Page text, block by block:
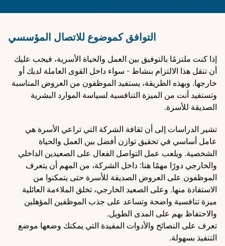
التوافق كموضوع للاتصال المؤسسي
إذا كنت ملتزمًا بالتوفيق بين العمل والحياة الأسرية، فيجب عليك
أن تنقل هذا الالتزام بنشاط - سواء داخل القوى العاملة لديك أو
خارجها. وبهذه الطريقة، يستفيد الموظفون من العروض المناسبة
وتستفيد أنت من الميزة التنافسية لسياسة الموارد البشرية
الصديقة للأسرة.
تشير الدراسات إلى أن ثقافة الشركة التي تراعي الأسرة هي
عامل أساسي في تحقيق توازن أفضل بين العمل والحياة
الشخصية. ويلعب عمل التواصل الفعال على الصعيدين الداخلي
والخارجي دورًا مهمًا هنا: داخل الشركة، من المهم أن يتعرف
الموظفون على العروض الصديقة للأسرة حتى يتمكنوا من
الاستفادة منها. وعلى الصعيد الخارجي، تخلق الملاءمة العائلية
ميزة تنافسية واضحة وتساعد على جذب الموظفين المؤهلين
والاحتفاظ بهم على المدى الطويل.
تعرف على النصائح والأدوات المفيدة التي يمكنك وضعها موضع
التنفيذ بسهولة.